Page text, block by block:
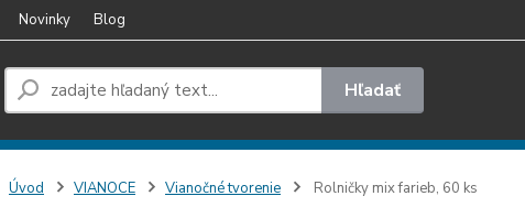
Novinky Blog
Hľadať
Úvod VIANOCE Vianočné tvorenie Rolničky mix farieb, 60 ks